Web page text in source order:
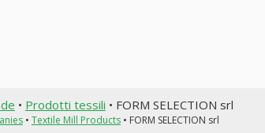
• Prodotti tessili • FORM SELECTION srl
• Textile Mill Products• FORM SELECTION srl